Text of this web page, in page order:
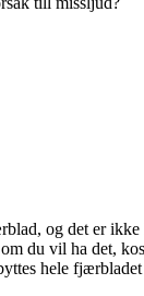
og det er
du vil ha det,
hele